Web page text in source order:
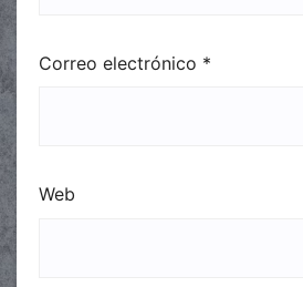
Correo electrónico *
Web